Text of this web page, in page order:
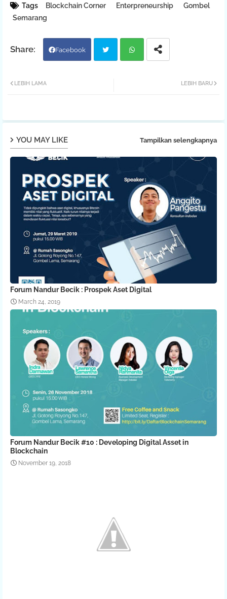
Tags Blockchain Corner Enterpreneurship
Gombel
Semarang
Facebook
pp
LEBIH BARU
LEBIH LAMA
YOU MAY LIKE Tampilkan selengkapnya
Forum Nandur Becik : Prospek Aset Digital
March 24, 2019
Forum Nandur Becik #10 : Developing Digital Asset in
Blockchain
November 19, 2018